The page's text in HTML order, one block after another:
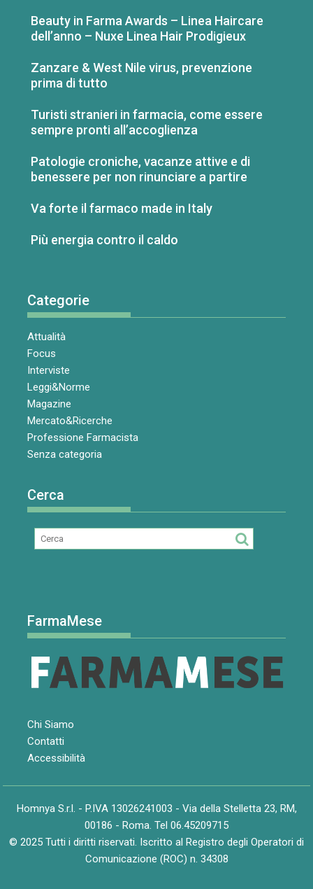
Beauty in Farma Awards – Linea Haircare
dell’anno – Nuxe Linea Hair Prodigieux
Zanzare & West Nile virus, prevenzione
prima di tutto
Turisti stranieri in farmacia, come essere
sempre pronti all’accoglienza
Patologie croniche, vacanze attive e di
benessere per non rinunciare a partire
Va forte il farmaco made in Italy
Più energia contro il caldo
Categorie
Attualità
Focus
Interviste
Leggi&Norme
Magazine
Mercato&Ricerche
Professione Farmacista
Senza categoria
Cerca
FarmaMese
Chi Siamo
Contatti
Accessibilità
Homnya S.r.l. - P.IVA 13026241003 - Via della Stelletta 23, RM,
00186 - Roma. Tel 06.45209715
© 2025 Tutti i diritti riservati. Iscritto al Registro degli Operatori di
Comunicazione (ROC) n. 34308